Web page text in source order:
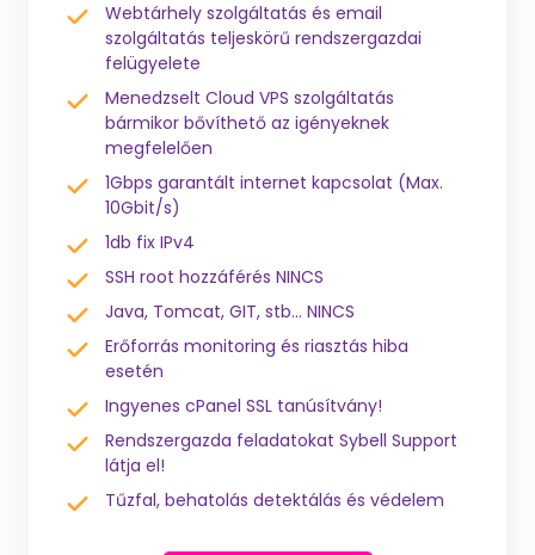
Webtárhely szolgáltatás és email
szolgáltatás teljeskörű rendszergazdai
felügyelete
Menedzselt Cloud VPS szolgáltatás
bármikor bővíthető az igényeknek
megfelelően
1Gbps garantált internet kapcsolat (Max.
10Gbit/s)
1db fix IPv4
SSH root hozzáférés NINCS
Java, Tomcat, GIT, stb... NINCS
Erőforrás monitoring és riasztás hiba
esetén
Ingyenes cPanel SSL tanúsítvány!
Rendszergazda feladatokat Sybell Support
látja el!
Tűzfal, behatolás detektálás és védelem